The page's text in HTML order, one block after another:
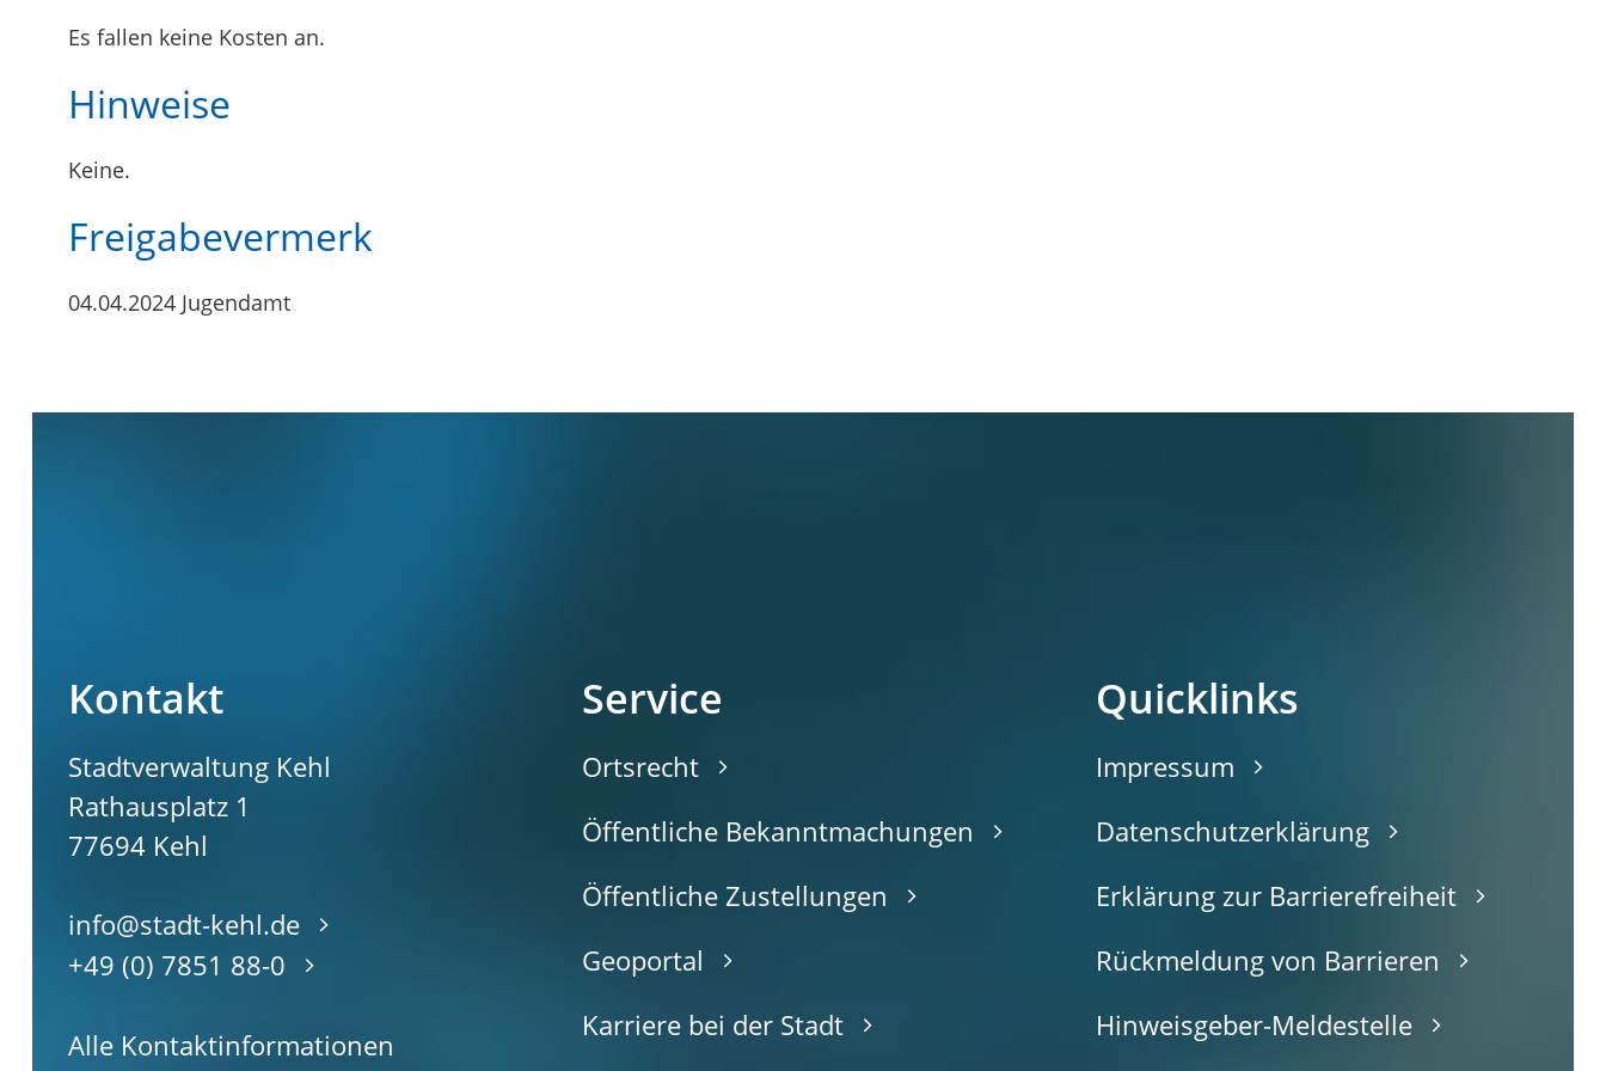
Es fallen keine Kosten an.
Hinweise
Keine.
Freigabevermerk
04.04.2024 Jugendamt
Kontakt
Stadtverwaltung Kehl
Rathausplatz 1
77694 Kehl
info@stadt-kehl.de
+49 (0) 7851 88-0
Alle Kontaktinformationen
Service
Ortsrecht
Öffentliche Bekanntmachungen
Öffentliche Zustellungen
Geoportal
Karriere bei der Stadt
Quicklinks
Impressum
Datenschutzerklärung
Erklärung zur Barrierefreiheit
Rückmeldung von Barrieren
Hinweisgeber-Meldestelle